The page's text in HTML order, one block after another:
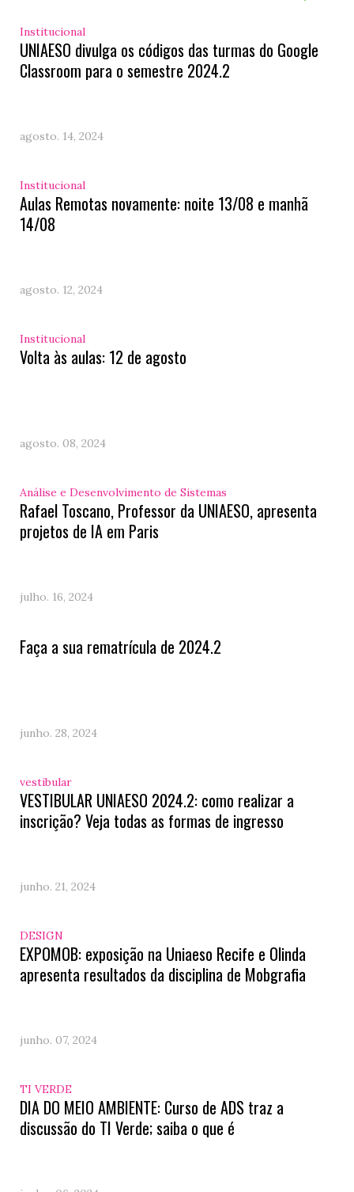
Institucional
UNIAESO divulga os códigos das turmas do Google
Classroom para o semestre 2024.2
agosto. 14, 2024
Institucional
Aulas Remotas novamente: noite 13/08 e manhã
14/08
agosto. 12, 2024
Institucional
Volta às aulas: 12 de agosto
agosto. 08, 2024
Análise e Desenvolvimento de Sistemas
Rafael Toscano, Professor da UNIAESO, apresenta
projetos de IA em Paris
julho. 16, 2024
Faça a sua rematrícula de 2024.2
junho. 28, 2024
vestibular
VESTIBULAR UNIAESO 2024.2: como realizar a
inscrição? Veja todas as formas de ingresso
junho. 21, 2024
DESIGN
EXPOMOB: exposição na Uniaeso Recife e Olinda
apresenta resultados da disciplina de Mobgrafia
junho. 07, 2024
TI VERDE
DIA DO MEIO AMBIENTE: Curso de ADS traz a
discussão do TI Verde; saiba o que é